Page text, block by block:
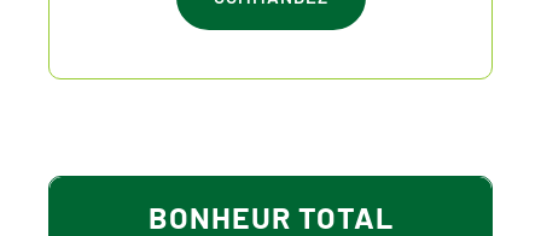
BONHEUR TOTAL